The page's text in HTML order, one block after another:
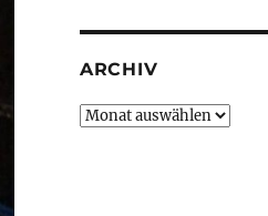
ARCHIV
Archiv